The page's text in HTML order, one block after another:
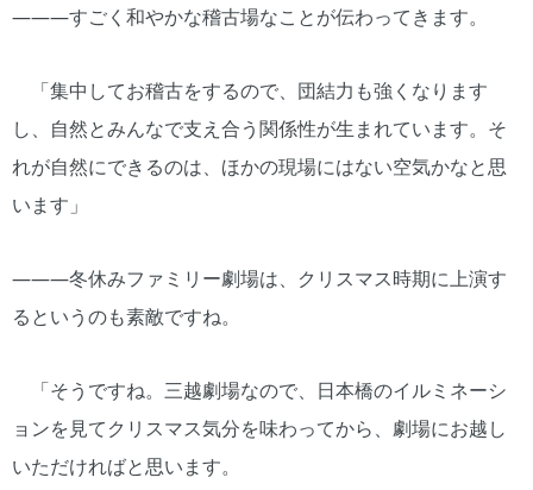
―――すごく和やかな稽古場なことが伝わってきます。
「集中してお稽古をするので、団結力も強くなります
し、自然とみんなで支え合う関係性が生まれています。そ
れが自然にできるのは、ほかの現場にはない空気かなと思
います」
―――冬休みファミリー劇場は、クリスマス時期に上演す
るというのも素敵ですね。
「そうですね。三越劇場なので、日本橋のイルミネーシ
ョンを見てクリスマス気分を味わってから、劇場にお越し
いただければと思います。